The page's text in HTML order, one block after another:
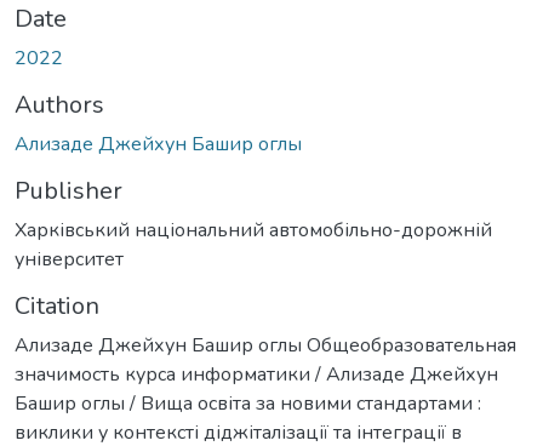
Date
2022
Authors
Ализаде Джейхун Башир оглы
Publisher
Харківський національний автомобільно-дорожній
університет
Citation
Ализаде Джейхун Башир оглы Общеобразовательная
значимость курса информатики / Ализаде Джейхун
Башир оглы / Вища освіта за новими стандартами :
виклики у контексті діджіталізації та інтеграції в